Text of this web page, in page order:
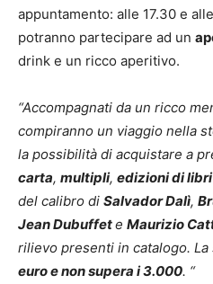
appuntamento: alle 17.30 e
potranno partecipare ad un
drink e un ricco aperitivo.
“Accompagnati da un ricco
compiranno un viaggio nella
la possibilità di acquistare a
carta, multipli, edizioni di libri
del calibro di Salvador Dalì,
Jean Dubuffete Maurizio
rilievo presenti in catalogo.
euro e non supera i 3.000. “